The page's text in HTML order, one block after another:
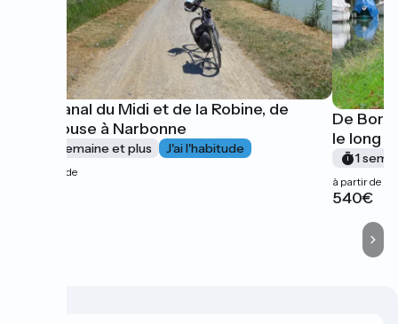
Le Canal du Midi et de la Robine, de
Toulouse à Narbonne
1 semaine et plus J'ai l'habitude
à partir de
De
le long
1
à partir de
540€